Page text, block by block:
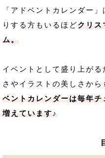
「アドベントカレンダー
りする方もいるほどクリス
ム。
イベントとして盛り上が
さやイラストの美しさから
ベントカレンダーは毎年
増えています♪